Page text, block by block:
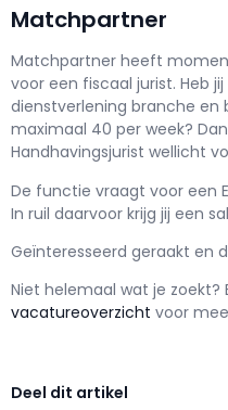
Matchpartner
Matchpartner heeft
voor een fiscaal jurist. Heb
dienstverlening branche en
maximaal 40 per week?
Handhavingsjurist wellicht
De functie vraagt voor een
In ruil daarvoor krijg jij een
Geïnteresseerd geraakt en d
Niet helemaal wat je zoekt?
vacatureoverzicht voor
Deel dit artikel